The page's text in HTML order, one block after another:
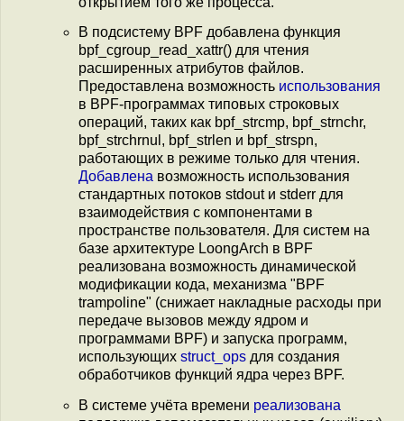
В подсистему BPF добавлена функция
bpf_cgroup_read_xattr() для чтения
расширенных атрибутов файлов.
Предоставлена возможность использования
в BPF-программах типовых строковых
операций, таких как bpf_strcmp, bpf_strnchr,
bpf_strchrnul, bpf_strlen и bpf_strspn,
работающих в режиме только для чтения.
Добавлена возможность использования
стандартных потоков stdout и stderr для
взаимодействия с компонентами в
пространстве пользователя. Для систем на
базе архитектуре LoongArch в BPF
реализована возможность динамической
модификации кода, механизма "BPF
trampoline" (снижает накладные расходы при
передаче вызовов между ядром и
программами BPF) и запуска программ,
использующих struct_ops для создания
обработчиков функций ядра через BPF.
В системе учёта времени реализована